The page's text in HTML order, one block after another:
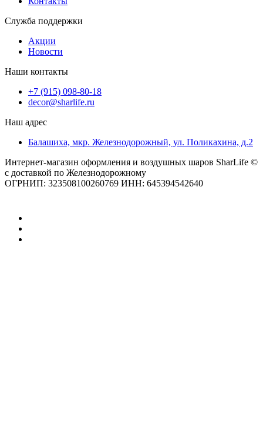
Служба поддержки
Акции
Новости
Наши контакты
+7 (915) 098-80-18
decor@sharlife.ru
Наш адрес
Балашиха, мкр. Железнодорожный, ул. Поликахина, д.2
Интернет-магазин оформления и воздушных шаров SharLife ©
с доставкой по Железнодорожному
ОГРНИП: 323508100260769 ИНН: 645394542640